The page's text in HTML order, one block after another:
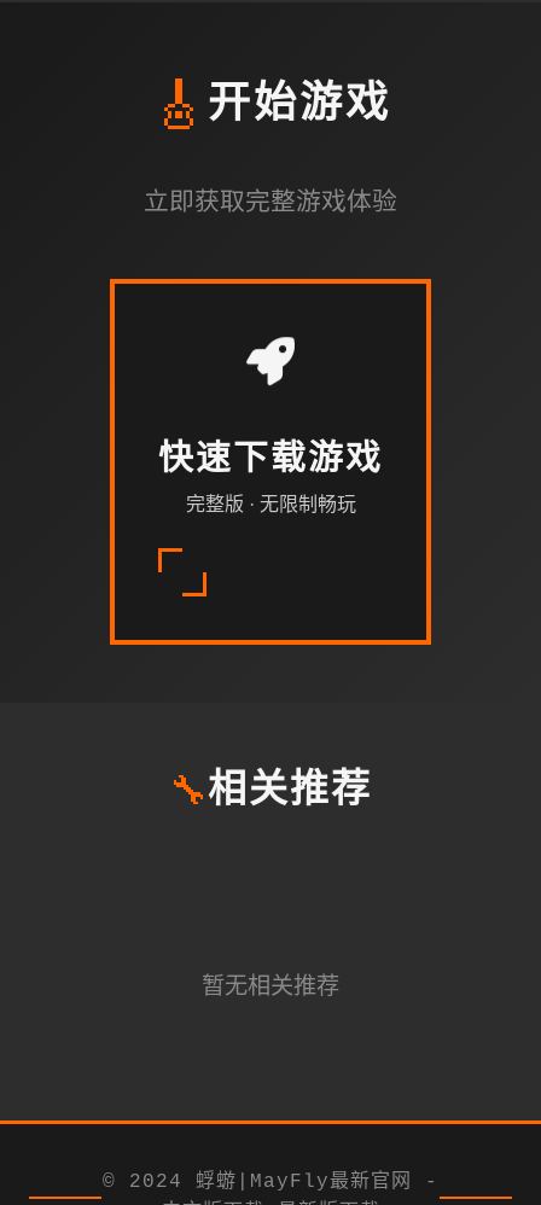
🎸 开始游戏
立即获取完整游戏体验
快速下载游戏
完整版 · 无限制畅玩
🔧相关推荐
暂无相关推荐
© 2024 蜉蝣|MayFly最新官网 -